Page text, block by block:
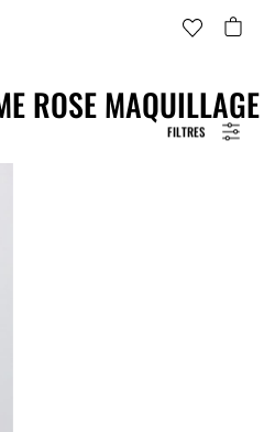
FILTRES
ROSE MAQUILLAGE